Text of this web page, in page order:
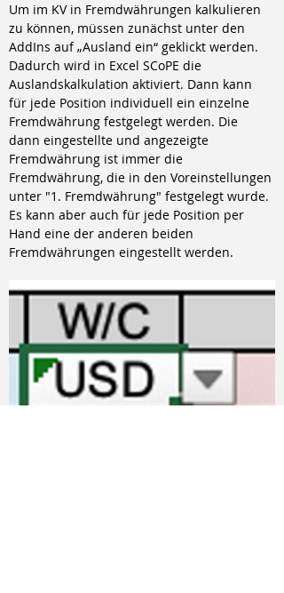
Um im KV in Fremdwährungen kalkulieren
zu können, müssen zunächst unter den
AddIns auf „Ausland ein“ geklickt werden.
Dadurch wird in Excel SCoPE die
Auslandskalkulation aktiviert. Dann kann
für jede Position individuell ein einzelne
Fremdwährung festgelegt werden. Die
dann eingestellte und angezeigte
Fremdwährung ist immer die
Fremdwährung, die in den Voreinstellungen
unter "1. Fremdwährung" festgelegt wurde.
Es kann aber auch für jede Position per
Hand eine der anderen beiden
Fremdwährungen eingestellt werden.